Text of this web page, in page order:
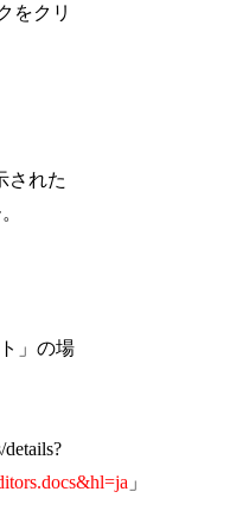
をクリ
された
」の場
details?
」